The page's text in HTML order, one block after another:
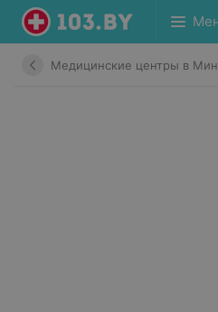
Медицинские центры в